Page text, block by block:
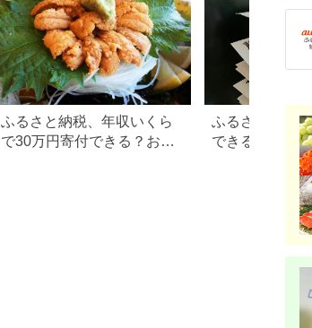
ふるさと納税、年収いくら
で30万円寄付できる？おす
ふるさと納税で
できる年収は
すすめ返礼品も